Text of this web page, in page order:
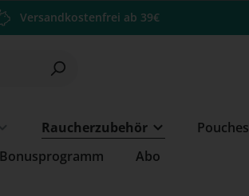
Versandkostenfrei ab 39€
Raucherzubehör Pouches
Bonusprogramm Abo